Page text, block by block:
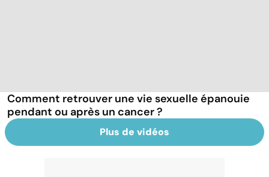
Comment retrouver une vie sexuelle épanouie
pendant ou après un cancer ?
Plus de vidéos